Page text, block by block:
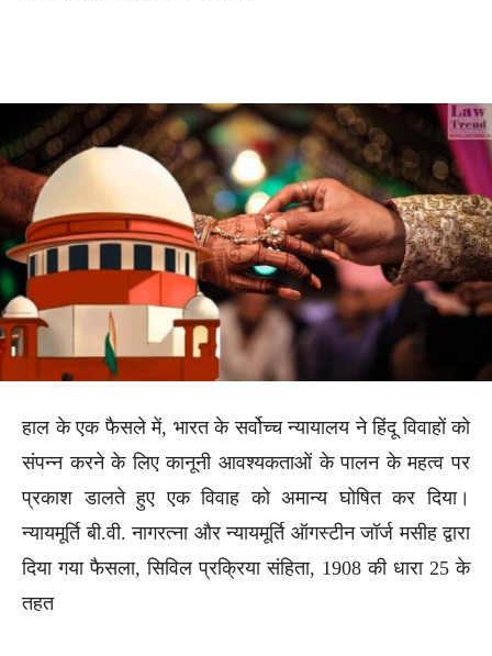
हाल के एक फैसले में, भारत के सर्वोच्च न्यायालय ने हिंदू विवाहों को
संपन्न करने के लिए कानूनी आवश्यकताओं के पालन के महत्व पर
प्रकाश डालते हुए एक विवाह को अमान्य घोषित कर दिया।
न्यायमूर्ति बी.वी. नागरत्ना और न्यायमूर्ति ऑगस्टीन जॉर्ज मसीह द्वारा
दिया गया फैसला, सिविल प्रक्रिया संहिता, 1908 की धारा 25 के
तहत